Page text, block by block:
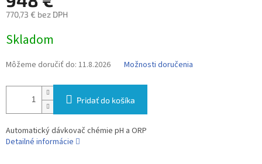
770,73 € bez DPH
cena:
Skladom
Môžeme doručiť do: 11.8.2026 Možnosti doručenia
Pridať do košíka
Automatický dávkovač chémie pH a ORP
Detailné informácie